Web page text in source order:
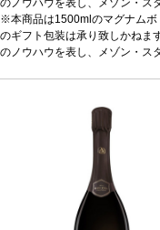
のノウハウを表し、メゾン・ス
い精度と複雑さを表現する。 フ
ュ。テイスティングノート明
渦を巻いた泡が立ち上る。ノー
ッシュでしなやか、バランスが
ハチミツの含みへと展開する。
に最適、また魚介類や焼き魚な
0% シャルドネ、15% ピノ・ム
※本商品は1500mlのマグナムボ
のギフト包装は承り致しかねます。ご了承くださ
のノウハウを表し、メゾン・ス
渦を巻いた泡が立ち上る。ノー
アロマを最初に感じ、白桃、ア
ど、見事な果実味のエレガン
ッシュでしなやか、バランスが
ハチミツの含みへと展開する。
に最適、また魚介類や焼き魚な
0% シャルドネ、15% ピノ・ム